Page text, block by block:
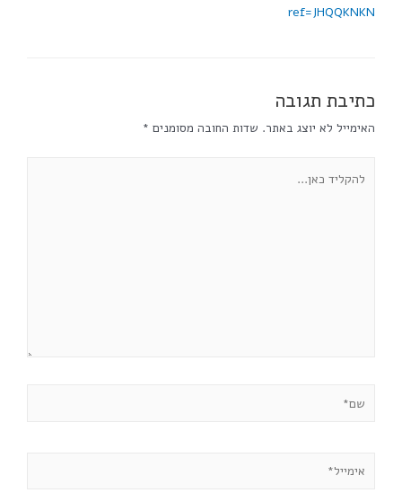
ref=JHQQKNKN
כתיבת תגובה
האימייל לא יוצג באתר. שדות החובה מסומנים *